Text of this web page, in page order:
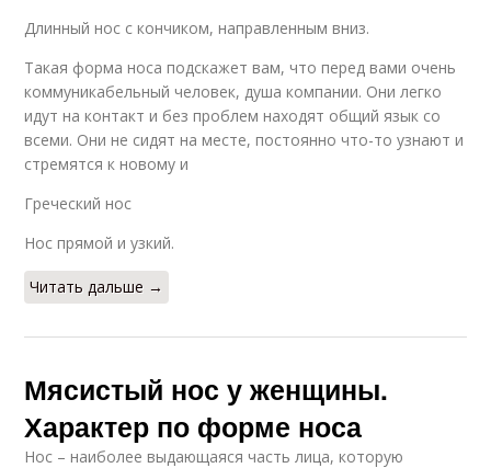
Длинный нос с кончиком, направленным вниз.
Такая форма носа подскажет вам, что перед вами очень
коммуникабельный человек, душа компании. Они легко
идут на контакт и без проблем находят общий язык со
всеми. Они не сидят на месте, постоянно что-то узнают и
стремятся к новому и
Греческий нос
Нос прямой и узкий.
Читать дальше →
Мясистый нос у женщины.
Характер по форме носа
Нос – наиболее выдающаяся часть лица, которую